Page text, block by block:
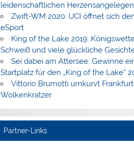
leidenschaftlichen
Zwift-WM 2020: UCI öffnet sich
eSport
King of the Lake 2019:
Schweiß und viele glückliche
Sei dabei am Attersee: Gewinne
Startplatz für den „King of the Lake“
Vittorio Brumotti umkurvt
Wolkenkratzer
Partner-Links